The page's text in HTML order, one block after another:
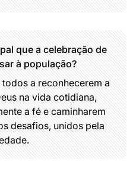
que a celebração de
à população?
a reconhecerem a
na vida cotidiana,
a fé e caminharem
desafios, unidos pela